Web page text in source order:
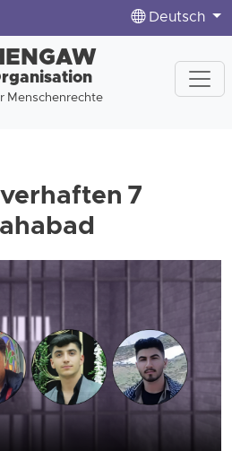
Deutsch
Menschenrechte
7